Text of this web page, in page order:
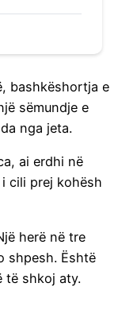
bashkëshortja e
sëmundje e
nga jeta.
ai erdhi në
cili prej kohësh
herë në tre
shpesh. Është
të shkoj aty.